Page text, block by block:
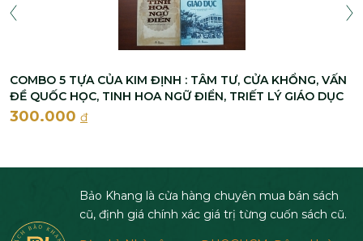
COMBO 5 TỰA CỦA KIM ĐỊNH : TÂM TƯ, CỬA KHỔNG, VẤN
ĐỀ QUỐC HỌC, TINH HOA NGỮ ĐIỂN, TRIẾT LÝ GIÁO DỤC
300.000 đ
Bảo Khang là cửa hàng chuyên mua bán sách
cũ, định giá chính xác giá trị từng cuốn sách cũ.